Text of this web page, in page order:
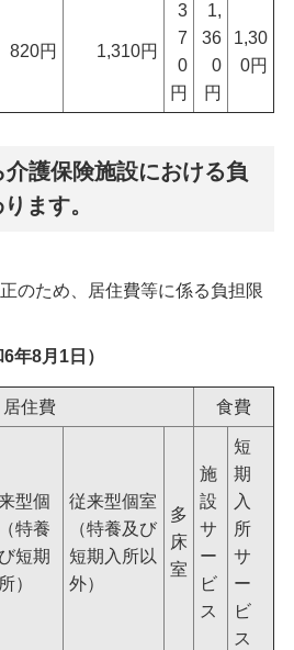
820円 1,310円
3
7
0
円
1,
36
0
円
1,30
0円
護保険施設における負
ます。
のため、居住費等に係る負担限
年8月1日）
居住費 食費
型個
特養
短期
）
従来型個室
（特養及び
短期入所以
外）
多
床
室
施
設
サ
ー
ビ
ス
短
期
入
所
サ
ー
ビ
ス